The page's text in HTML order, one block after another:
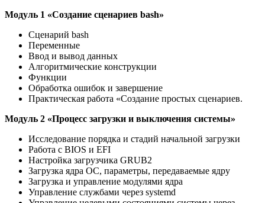
Модуль 1 «Создание сценариев bash»
Сценарий bash
Переменные
Ввод и вывод данных
Алгоритмические конструкции
Функции
Обработка ошибок и завершение
Практическая работа «Создание простых сценариев.
Модуль 2 «Процесс загрузки и выключения системы»
Исследование порядка и стадий начальной загрузки
Работа с BIOS и EFI
Настройка загрузчика GRUB2
Загрузка ядра ОС, параметры, передаваемые ядру
Загрузка и управление модулями ядра
Управление службами через systemd